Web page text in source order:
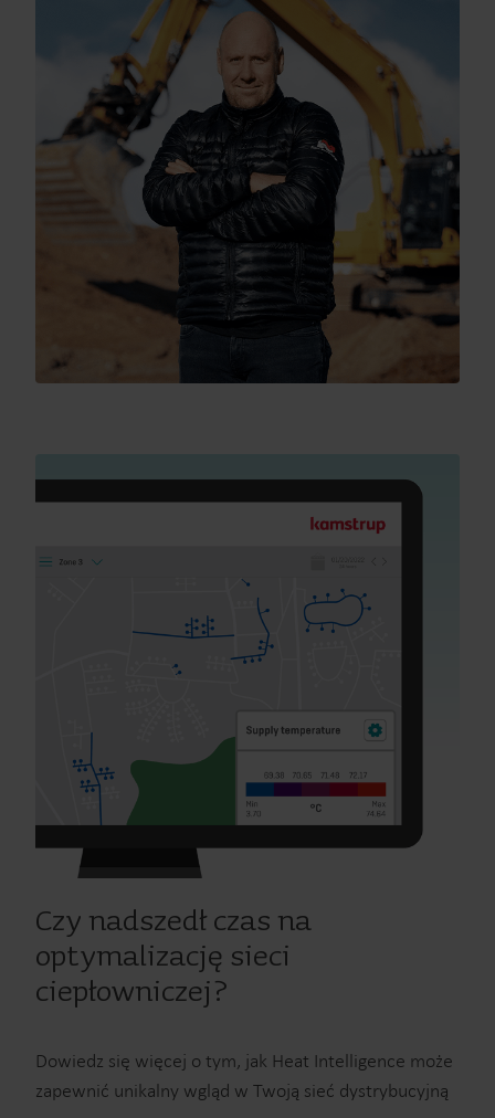
Czy nadszedł czas na
optymalizację sieci
ciepłowniczej?
Dowiedz się więcej o tym, jak Heat Intelligence może
zapewnić unikalny wgląd w Twoją sieć dystrybucyjną